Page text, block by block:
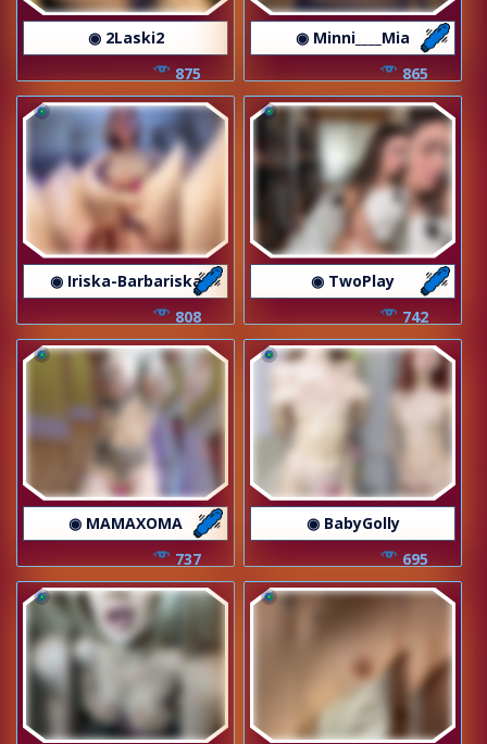
◉ 2Laski2
875
◉ Minni____Mia
865
◉ Iriska-Barbariska
808
◉ TwoPlay
742
◉ MAMAXOMA
737
◉ BabyGolly
695